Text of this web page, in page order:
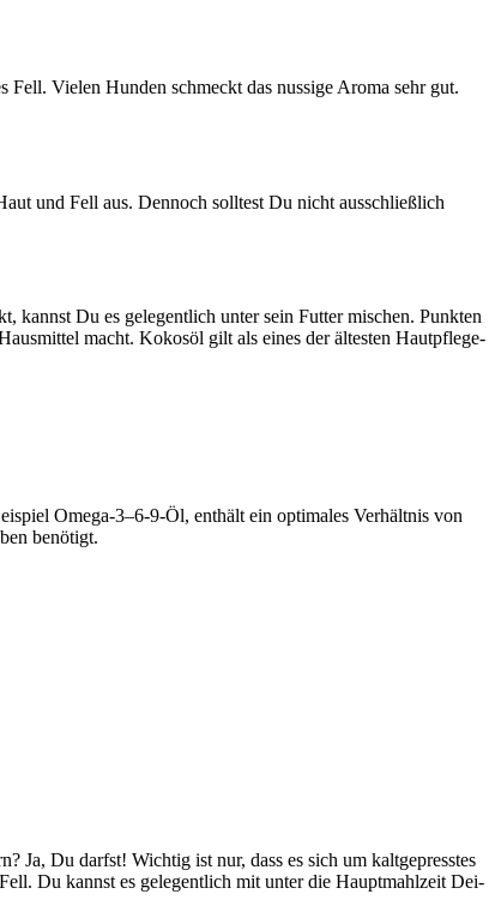
Vie­len Hun­den schmeckt das nussi­ge Aro­ma sehr gut.
und Fell aus. Den­noch soll­test Du nicht aus­schließ­lich
kannst Du es gele­gent­lich unter sein Fut­ter mischen. Punk­ten
macht. Kokos­öl gilt als eines der ältes­ten Haut­pfle­ge­
Omega‑3–6‑9-Öl, ent­hält ein opti­ma­les Ver­hält­nis von
benö­tigt.
Ja, Du darfst! Wich­tig ist nur, dass es sich um kalt­ge­press­tes
Du kannst es gele­gent­lich mit unter die Haupt­mahl­zeit Dei­